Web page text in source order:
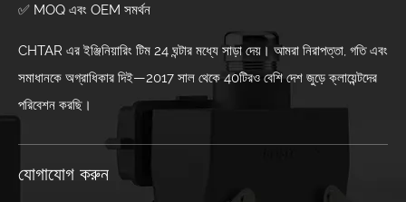
✅ MOQ এবং OEM সমর্থন
CHTAR এর ইঞ্জিনিয়ারিং টিম 24 ঘন্টার মধ্যে সাড়া দেয়। আমরা নিরাপত্তা, গতি এবং
সমাধানকে অগ্রাধিকার দিই—2017 সাল থেকে 40টিরও বেশি দেশ জুড়ে ক্লায়েন্টদের
পরিবেশন করছি।
যোগাযোগ করুন